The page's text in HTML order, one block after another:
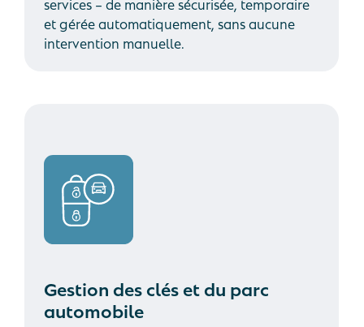
et gérée automatiquement, sans aucune
intervention manuelle.
Gestion des clés et du parc
automobile